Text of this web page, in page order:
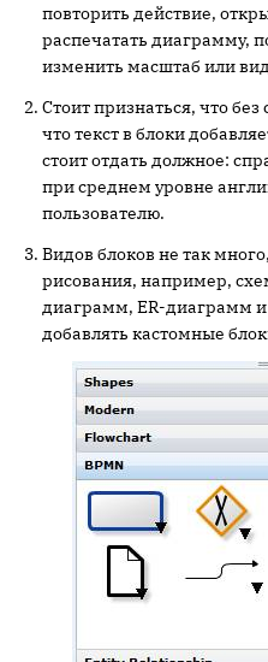
повторить действие,
распечатать диаграмму,
изменить масштаб или
Стоит признаться, что
что текст в блоки
стоит отдать должное:
при среднем уровне
пользователю.
Видов блоков не так
рисования, например,
диаграмм, ER-диаграмм
добавлять кастомные